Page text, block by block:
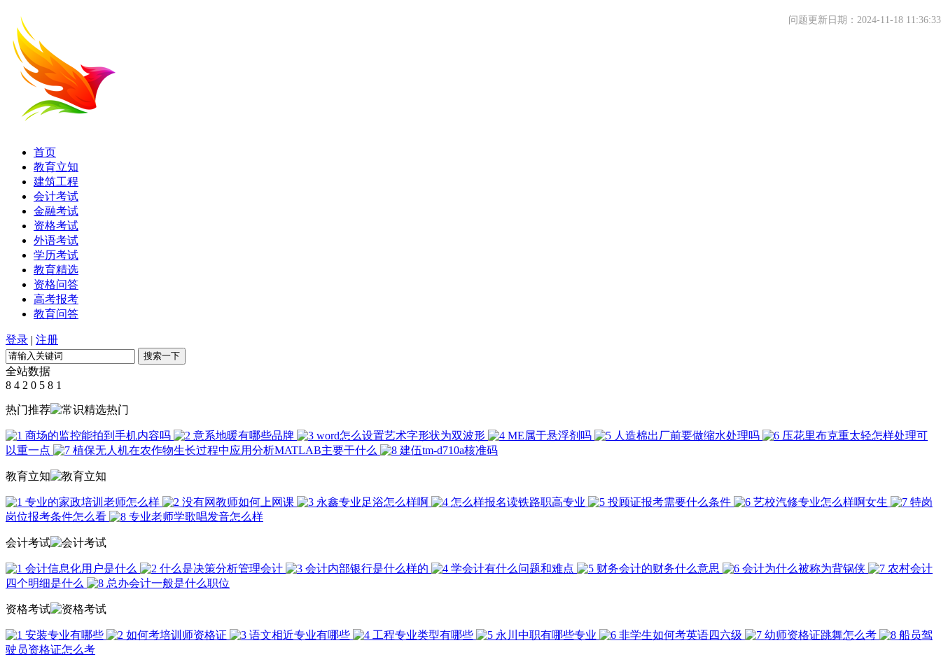
首页
教育立知
建筑工程
会计考试
金融考试
资格考试
外语考试
学历考试
教育精选
资格问答
高考报考
教育问答
登录 | 注册
全站数据
8 4 2 0 5 8 1
热门推荐
商场的监控能拍到手机内容吗 意系地暖有哪些品牌 word怎么设置艺术字形状为双波形 ME属于悬浮剂吗 人造棉出厂前要做缩水处理吗
压花里布克重太轻怎样处理可
以重一点
植保无人机在农作物生长过程中应用分析MATLAB主要干什么 建伍tm-d710a核准码
教育立知
专业的家政培训老师怎么样 没有网教师如何上网课 永鑫专业足浴怎么样啊 怎么样报名读铁路职高专业 投顾证报考需要什么条件 艺校汽修专业怎么样啊女生
特岗
岗位报考条件怎么看
专业老师学歌唱发音怎么样
会计考试
会计信息化用户是什么 什么是决策分析管理会计 会计内部银行是什么样的 学会计有什么问题和难点 财务会计的财务什么意思 会计为什么被称为背锅侠
农村会计
四个明细是什么
总办会计一般是什么职位
资格考试
安装专业有哪些 如何考培训师资格证 语文相近专业有哪些 工程专业类型有哪些 永川中职有哪些专业 非学生如何考英语四六级 幼师资格证跳舞怎么考
船员驾
驶员资格证怎么考
问题更新日期：2024-11-18 11:36:33